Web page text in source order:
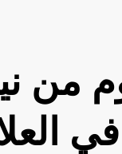
من
في